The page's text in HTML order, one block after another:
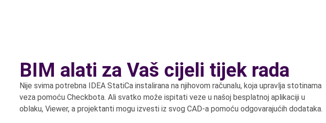
BIM alati za Vaš cijeli tijek rada
Nije svima potrebna IDEA StatiCa instalirana na njihovom računalu, koja upravlja stotinama
veza pomoću Checkbota. Ali svatko može ispitati veze u našoj besplatnoj aplikaciji u
oblaku, Viewer, a projektanti mogu izvesti iz svog CAD-a pomoću odgovarajućih dodataka.